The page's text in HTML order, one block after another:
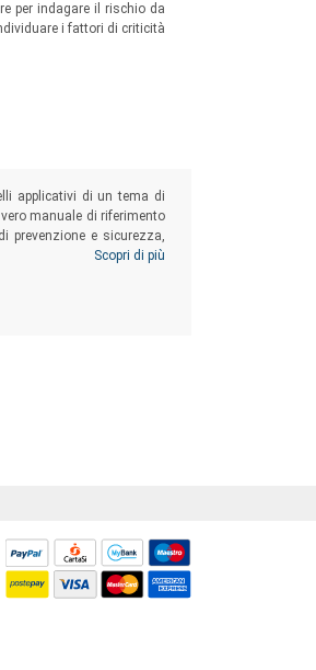
per indagare il rischio da
i fattori di criticità
applicativi di un tema di
manuale di riferimento
prevenzione e sicurezza,
Scopri di più